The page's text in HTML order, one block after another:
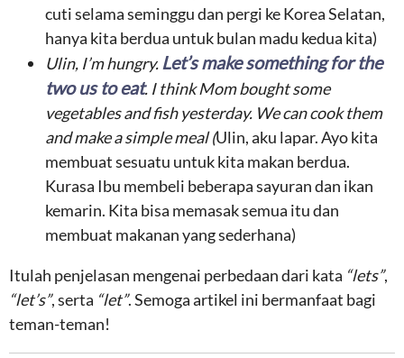
cuti selama seminggu dan pergi ke Korea Selatan,
hanya kita berdua untuk bulan madu kedua kita)
Ulin, I’m hungry. Let’s make something for the
two us to eat. I think Mom bought some
vegetables and fish yesterday. We can cook them
and make a simple meal (Ulin, aku lapar. Ayo kita
membuat sesuatu untuk kita makan berdua.
Kurasa Ibu membeli beberapa sayuran dan ikan
kemarin. Kita bisa memasak semua itu dan
membuat makanan yang sederhana)
Itulah penjelasan mengenai perbedaan dari kata “lets”,
“let’s”, serta “let”. Semoga artikel ini bermanfaat bagi
teman-teman!